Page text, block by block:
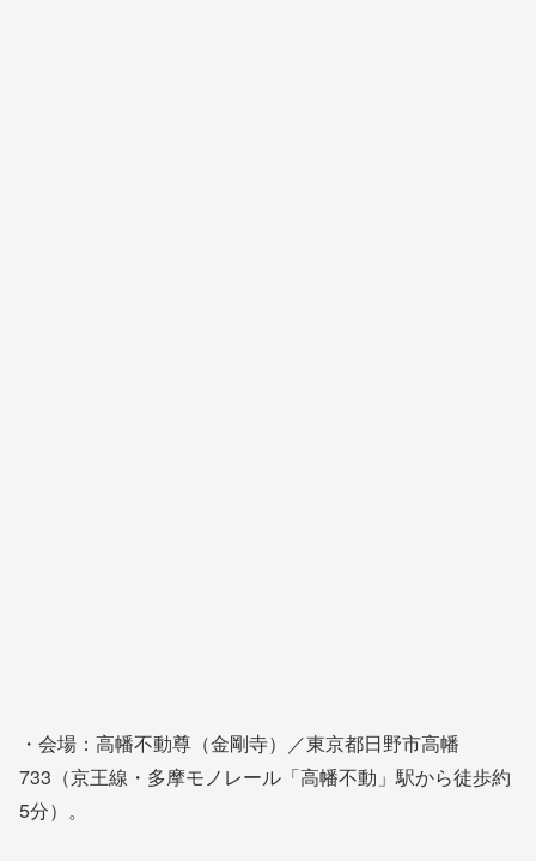
・会場：高幡不動尊（金剛寺）／東京都日野市高幡
733（京王線・多摩モノレール「高幡不動」駅から徒歩約
5分）。